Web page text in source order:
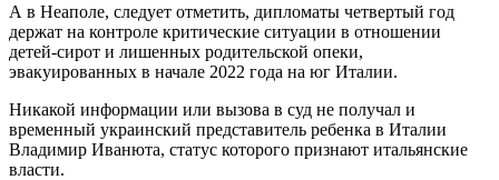
А в Неаполе, следует отметить, дипломаты четвертый год
держат на контроле критические ситуации в отношении
детей-сирот и лишенных родительской опеки,
эвакуированных в начале 2022 года на юг Италии.
Никакой информации или вызова в суд не получал и
временный украинский представитель ребенка в Италии
Владимир Иванюта, статус которого признают итальянские
власти.